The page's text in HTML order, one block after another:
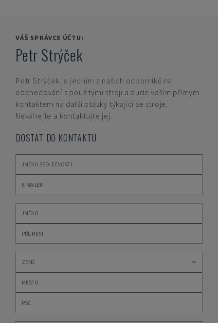
VÁŠ SPRÁVCE ÚČTU:
Petr Strýček
Petr Strýček je jedním z našich odborníků na
obchodování s použitými stroji a bude vaším přímým
kontaktem na další otázky týkající se stroje.
Neváhejte a kontaktujte jej.
DOSTAT DO KONTAKTU